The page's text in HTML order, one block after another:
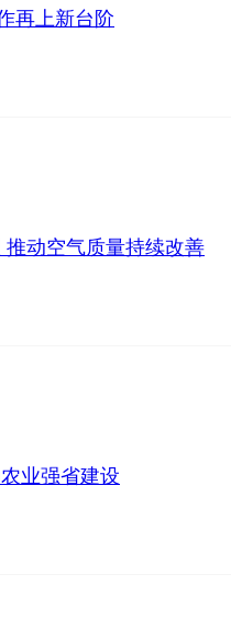
再上新台阶
动空气质量持续改善
业强省建设